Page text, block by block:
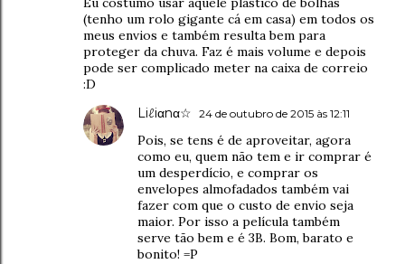
(tenho um rolo gigante cá em casa) em todos os
meus envios e também resulta bem para
proteger da chuva. Faz é mais volume e depois
pode ser complicado meter na caixa de correio
:D
Liℓiαnα☆ 24 de outubro de 2015 às 12:11
Pois, se tens é de aproveitar, agora
como eu, quem não tem e ir comprar é
um desperdício, e comprar os
envelopes almofadados também vai
fazer com que o custo de envio seja
maior. Por isso a película também
serve tão bem e é 3B. Bom, barato e
bonito! =P